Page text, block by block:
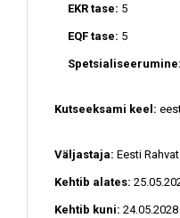
EKR tase: 5
EQF tase: 5
Spetsialiseerumine:
Kutseeksami keel:
Väljastaja: Eesti
Kehtib alates:
Kehtib kuni: 24.05.2028